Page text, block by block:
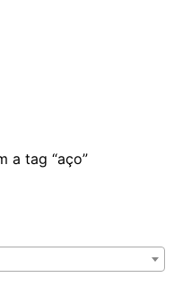
a tag “aço”